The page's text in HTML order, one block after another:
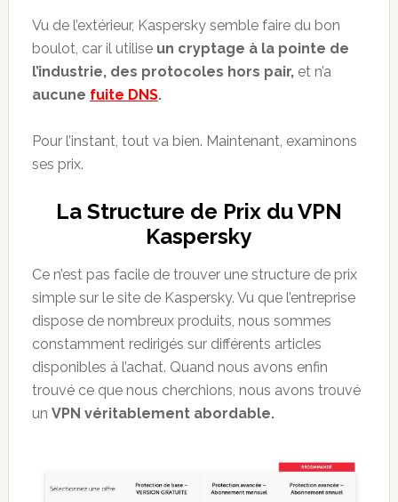
Vu de l’extérieur, Kaspersky semble faire du bon
boulot, car il utilise un cryptage à la pointe de
l’industrie, des protocoles hors pair,et n’a
aucune fuite DNS.
Pour l’instant, tout va bien. Maintenant, examinons
ses prix.
La Structure de Prix du VPN
Kaspersky
Ce n’est pas facile de trouver une structure de prix
simple sur le site de Kaspersky. Vu que l’entreprise
dispose de nombreux produits, nous sommes
constamment redirigés sur différents articles
disponibles à l’achat. Quand nous avons enfin
trouvé ce que nous cherchions, nous avons trouvé
un VPN véritablement abordable.